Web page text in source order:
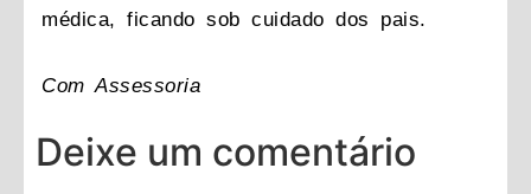
médica, ficando sob cuidado dos pais.
Com Assessoria
Deixe um comentário